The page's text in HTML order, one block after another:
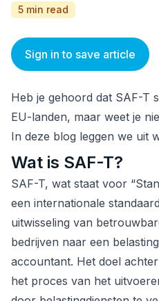
5 min read
Sign in to save article
Heb je gehoord dat SAF-T
EU-landen, maar weet je
In deze blog leggen we uit
Wat is SAF-T?
SAF-T, wat staat voor
een internationale
uitwisseling van
bedrijven naar een
accountant. Het doel
het proces van het